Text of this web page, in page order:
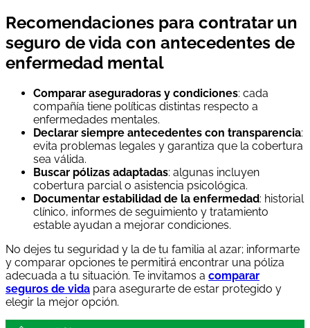
Recomendaciones para contratar un
seguro de vida con antecedentes de
enfermedad mental
Comparar aseguradoras y condiciones: cada
compañía tiene políticas distintas respecto a
enfermedades mentales.
Declarar siempre antecedentes con transparencia:
evita problemas legales y garantiza que la cobertura
sea válida.
Buscar pólizas adaptadas: algunas incluyen
cobertura parcial o asistencia psicológica.
Documentar estabilidad de la enfermedad: historial
clínico, informes de seguimiento y tratamiento
estable ayudan a mejorar condiciones.
No dejes tu seguridad y la de tu familia al azar; informarte
y comparar opciones te permitirá encontrar una póliza
adecuada a tu situación. Te invitamos a comparar
seguros de vida para asegurarte de estar protegido y
elegir la mejor opción.